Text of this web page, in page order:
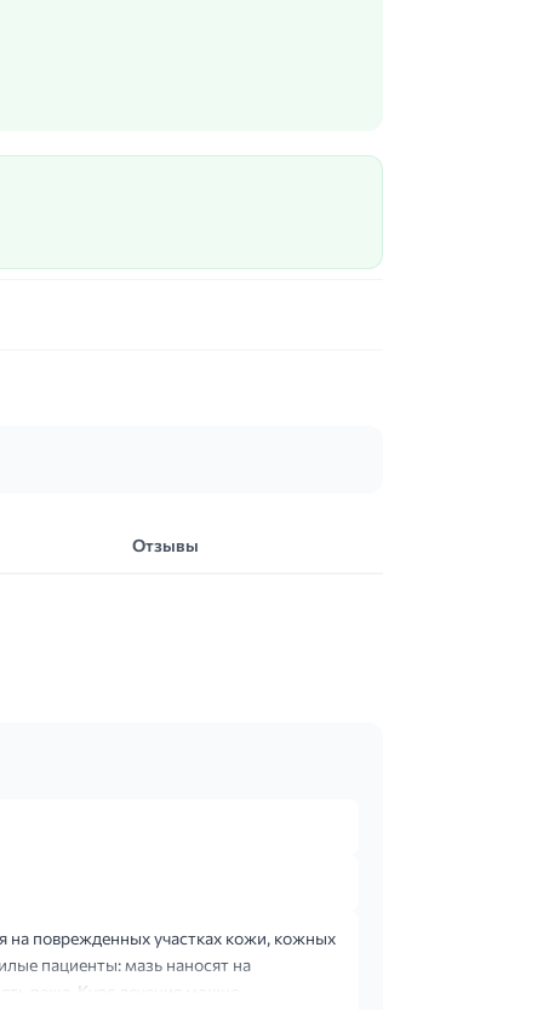
Отзывы
на поврежденных участках кожи, кожных
пациенты: мазь наносят на
реже. Курс лечения можно